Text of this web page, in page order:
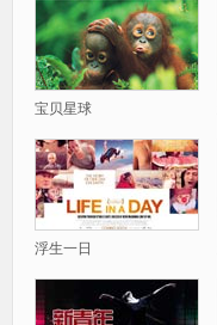
宝贝星球
浮生一日